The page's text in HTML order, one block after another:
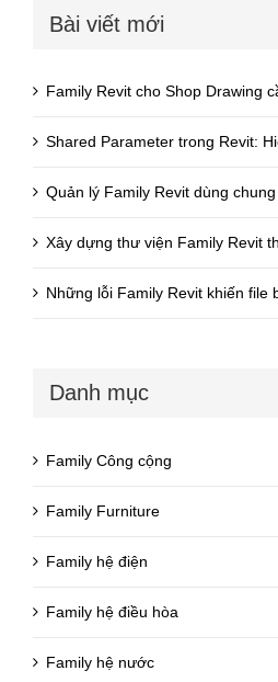
Bài viết mới
Family Revit cho Shop Drawing
Shared Parameter trong Revit:
Quản lý Family Revit dùng
Xây dựng thư viện Family Revit
Những lỗi Family Revit khiến file
Danh mục
Family Công cộng
Family Furniture
Family hệ điện
Family hệ điều hòa
Family hệ nước